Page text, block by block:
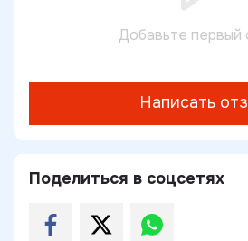
Добавьте первый
Написать
Поделиться в соцсетях